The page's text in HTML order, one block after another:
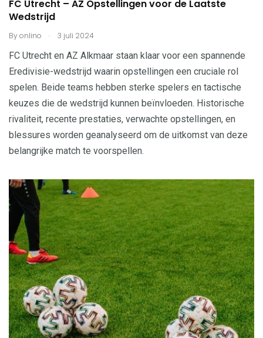
FC Utrecht – AZ Opstellingen voor de Laatste
Wedstrijd
Byonlino . 3 juli 2024
FC Utrecht en AZ Alkmaar staan klaar voor een spannende
Eredivisie-wedstrijd waarin opstellingen een cruciale rol
spelen. Beide teams hebben sterke spelers en tactische
keuzes die de wedstrijd kunnen beïnvloeden. Historische
rivaliteit, recente prestaties, verwachte opstellingen, en
blessures worden geanalyseerd om de uitkomst van deze
belangrijke match te voorspellen.